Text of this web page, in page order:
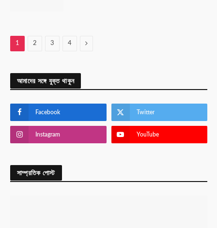
1 2 3 4 Next
আমাদের সঙ্গে যুক্ত থাকুন
Facebook Twitter
Instagram YouTube
সাম্প্রতিক পোস্ট